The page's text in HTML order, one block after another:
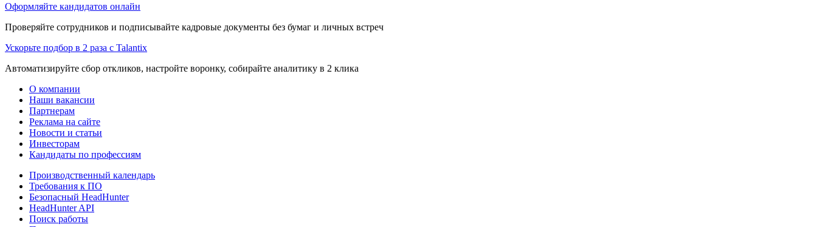
Оформляйте кандидатов онлайн
Проверяйте сотрудников и подписывайте кадровые документы без бумаг и личных встреч
Ускорьте подбор в 2 раза с Talantix
Автоматизируйте сбор откликов, настройте воронку, собирайте аналитику в 2 клика
О компании
Наши вакансии
Партнерам
Реклама на сайте
Новости и статьи
Инвесторам
Кандидаты по профессиям
Производственный календарь
Требования к ПО
Безопасный HeadHunter
HeadHunter API
Поиск работы